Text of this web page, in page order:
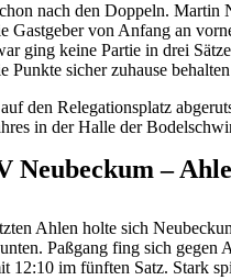
nach den Doppeln. Martin
Gastgeber von Anfang an
ging keine Partie in drei
Punkte sicher zuhause
den Relegationsplatz
in der Halle der
Neubeckum –
Ahlen holte sich
Paßgang fing sich
12:10 im fünften Satz. Stark